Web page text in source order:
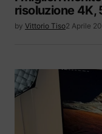
risoluzione 4K,
by Vittorio Tiso2 Aprile